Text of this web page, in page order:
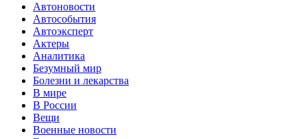
Автоновости
Автособытия
Автоэксперт
Актеры
Аналитика
Безумный мир
Болезни и лекарства
В мире
В России
Вещи
Военные новости